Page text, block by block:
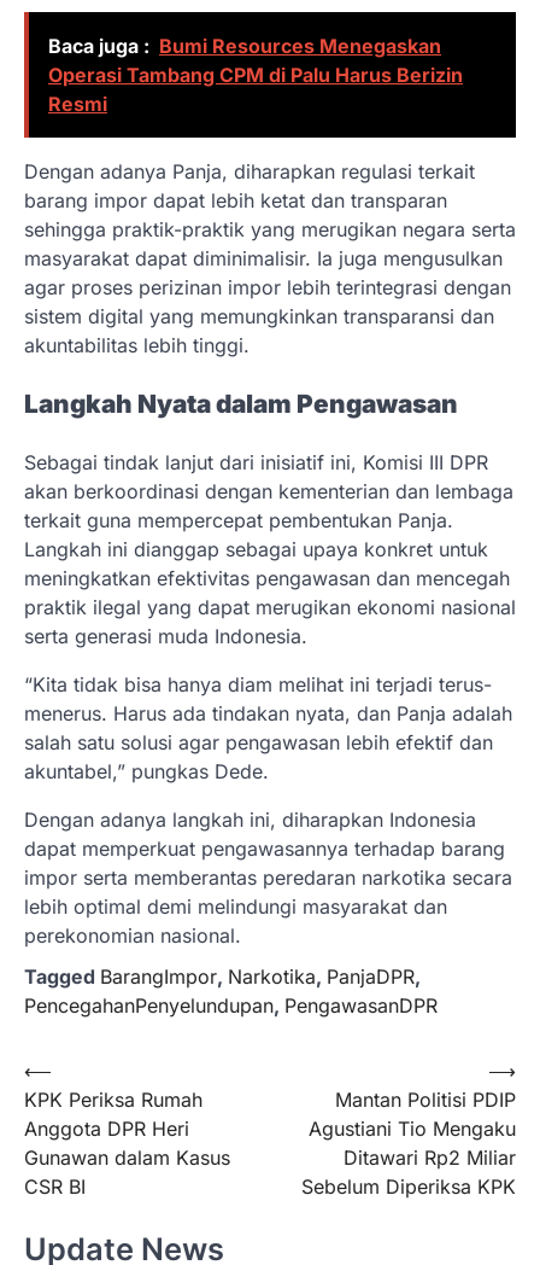
Baca juga : Bumi Resources Menegaskan
Operasi Tambang CPM di Palu Harus Berizin
Resmi
Dengan adanya Panja, diharapkan regulasi terkait
barang impor dapat lebih ketat dan transparan
sehingga praktik-praktik yang merugikan negara serta
masyarakat dapat diminimalisir. Ia juga mengusulkan
agar proses perizinan impor lebih terintegrasi dengan
sistem digital yang memungkinkan transparansi dan
akuntabilitas lebih tinggi.
Langkah Nyata dalam Pengawasan
Sebagai tindak lanjut dari inisiatif ini, Komisi III DPR
akan berkoordinasi dengan kementerian dan lembaga
terkait guna mempercepat pembentukan Panja.
Langkah ini dianggap sebagai upaya konkret untuk
meningkatkan efektivitas pengawasan dan mencegah
praktik ilegal yang dapat merugikan ekonomi nasional
serta generasi muda Indonesia.
“Kita tidak bisa hanya diam melihat ini terjadi terus-
menerus. Harus ada tindakan nyata, dan Panja adalah
salah satu solusi agar pengawasan lebih efektif dan
akuntabel,” pungkas Dede.
Dengan adanya langkah ini, diharapkan Indonesia
dapat memperkuat pengawasannya terhadap barang
impor serta memberantas peredaran narkotika secara
lebih optimal demi melindungi masyarakat dan
perekonomian nasional.
Tagged BarangImpor, Narkotika, PanjaDPR,
PencegahanPenyelundupan, PengawasanDPR
Navigasi
pos
⟵
KPK Periksa Rumah
Anggota DPR Heri
Gunawan dalam Kasus
CSR BI
Mantan Politisi PDIP
Agustiani Tio Mengaku
Ditawari Rp2 Miliar
Sebelum Diperiksa KPK
⟶
Update News